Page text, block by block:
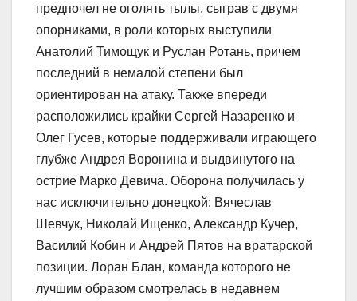
предпочел не оголять тылы, сыграв с двумя
опорниками, в роли которых выступили
Анатолий Тимощук и Руслан Ротань, причем
последний в немалой степени был
ориентирован на атаку. Также впереди
расположились крайки Сергей Назаренко и
Олег Гусев, которые поддерживали играющего
глубже Андрея Воронина и выдвинутого на
острие Марко Девича. Оборона получилась у
нас исключительно донецкой: Вячеслав
Шевчук, Николай Ищенко, Александр Кучер,
Василий Кобин и Андрей Пятов на вратарской
позиции. Лоран Блан, команда которого не
лучшим образом смотрелась в недавнем